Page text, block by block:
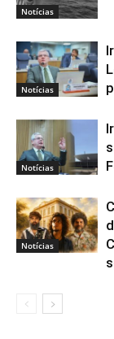
Notícias
Notícias
Notícias
Notícias